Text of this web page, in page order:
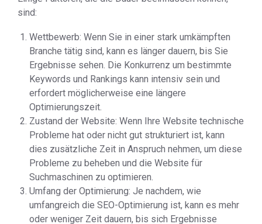
sind:
Wettbewerb: Wenn Sie in einer stark umkämpften
Branche tätig sind, kann es länger dauern, bis Sie
Ergebnisse sehen. Die Konkurrenz um bestimmte
Keywords und Rankings kann intensiv sein und
erfordert möglicherweise eine längere
Optimierungszeit.
Zustand der Website: Wenn Ihre Website technische
Probleme hat oder nicht gut strukturiert ist, kann
dies zusätzliche Zeit in Anspruch nehmen, um diese
Probleme zu beheben und die Website für
Suchmaschinen zu optimieren.
Umfang der Optimierung: Je nachdem, wie
umfangreich die SEO-Optimierung ist, kann es mehr
oder weniger Zeit dauern, bis sich Ergebnisse